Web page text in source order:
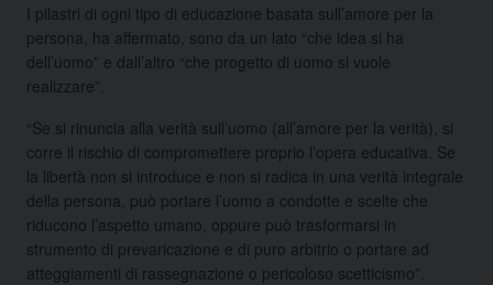
I pilastri di ogni tipo di educazione basata sull’amore per la
persona, ha affermato, sono da un lato “che idea si ha
dell’uomo” e dall’altro “che progetto di uomo si vuole
realizzare”.
“Se si rinuncia alla verità sull’uomo (all’amore per la verità), si
corre il rischio di compromettere proprio l’opera educativa. Se
la libertà non si introduce e non si radica in una verità integrale
della persona, può portare l’uomo a condotte e scelte che
riducono l’aspetto umano, oppure può trasformarsi in
strumento di prevaricazione e di puro arbitrio o portare ad
atteggiamenti di rassegnazione o pericoloso scetticismo”.